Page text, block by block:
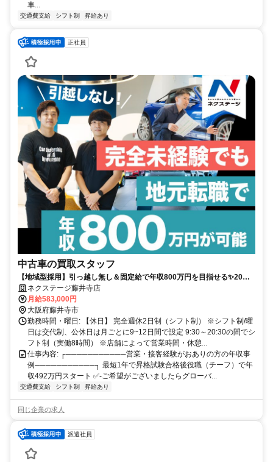
車...
交通費支給 シフト制 昇給あり
正社員
中古車の買取スタッフ
【地域型採用】引っ越し無し＆固定給で年収800万円を目指せる✨20～
30代活躍中✨賞与年4回❗✨年間休日120日+有給休暇5日✨
ネクステージ藤井寺店
月給583,000円
大阪府藤井寺市
勤務時間・曜日: 【休日】 完全週休2日制（シフト制） ※シフト制/曜
日は交代制、公休日は月ごとに9~12日間で設定 9:30～20:30の間でシ
フト制（実働8時間） ※店舗によって営業時間・休憩...
仕事内容: ┌───────────営業・接客経験がおありの方の年収事
例───────────┐ 最短1年で昇格試験合格後役職（チーフ）で年
収492万円スタート ✅-ご希望がございましたらグローバ...
交通費支給 シフト制 昇給あり
同じ企業の求人
派遣社員